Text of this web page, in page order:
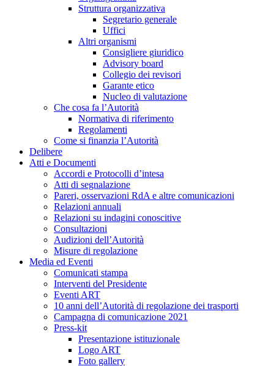
Struttura organizzativa
Segretario generale
Uffici
Altri organismi
Consigliere giuridico
Advisory board
Collegio dei revisori
Garante etico
Nucleo di valutazione
Che cosa fa l’Autorità
Normativa di riferimento
Regolamenti
Come si finanzia l’Autorità
Delibere
Atti e Documenti
Accordi e Protocolli d’intesa
Atti di segnalazione
Pareri, osservazioni RdA e altre comunicazioni
Relazioni annuali
Relazioni su indagini conoscitive
Consultazioni
Audizioni dell’Autorità
Misure di regolazione
Media ed Eventi
Comunicati stampa
Interventi del Presidente
Eventi ART
10 anni dell’Autorità di regolazione dei trasporti
Campagna di comunicazione 2021
Press-kit
Presentazione istituzionale
Logo ART
Foto gallery